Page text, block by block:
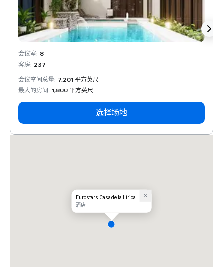
会议室: 8
客房: 237
会议空间总量: 7,201 平方英尺
最大的房间 : 1,800 平方英尺
选择场地
Eurostars Casa de la Lirica
酒店